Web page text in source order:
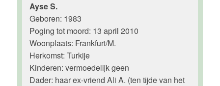
Ayse S.
Geboren: 1983
Poging tot moord: 13 april 2010
Woonplaats: Frankfurt/M.
Herkomst: Turkije
Kinderen: vermoedelijk geen
Dader: haar ex-vriend Ali A. (ten tijde van het